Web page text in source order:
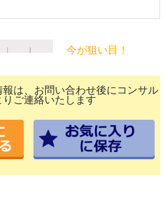
今が狙い目！
は、お問い合わせ後にコンサル
りご連絡いたします